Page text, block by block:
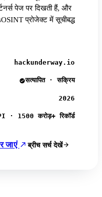
पेज पर दिखती हैं, और
प्रोजेक्ट में सूचीबद्ध
hackunderway.io
सत्यापित · सक्रिय
2026
· 1500 करोड़+ रिकॉर्ड
जाएं ब्रीच सर्च देखें